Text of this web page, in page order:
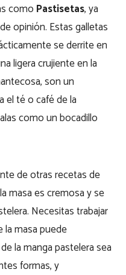
como Pastisetas, ya
opinión. Estas galletas
se derrite en
ligera crujiente en la
son un
el té o café de la
como un bocadillo
de otras recetas de
masa es cremosa y se
Necesitas trabajar
masa puede
la manga pastelera sea
formas, y